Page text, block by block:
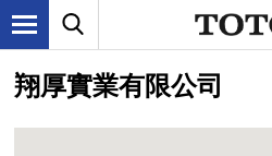
翔厚實業有限公司